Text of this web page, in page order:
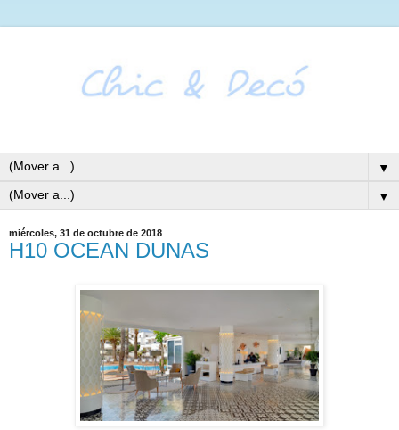
▼
▼
miércoles, 31 de octubre de 2018
H10 OCEAN DUNAS